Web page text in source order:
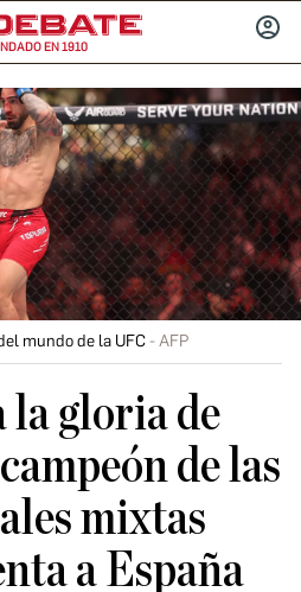
EN 1910
mundo de la UFC AFP
la gloria de
de las
mixtas
a España